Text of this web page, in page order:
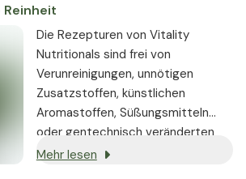
Die Rezepturen von Vitality
Nutritionals sind frei von
Verunreinigungen, unnötigen
Zusatzstoffen, künstlichen
Aromastoffen, Süßungsmitteln
oder gentechnisch veränderten
Substanzen. Wo immer möglich,
Mehr lesen